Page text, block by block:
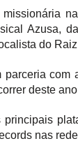
Azusa,
do
parceria com
deste
nas